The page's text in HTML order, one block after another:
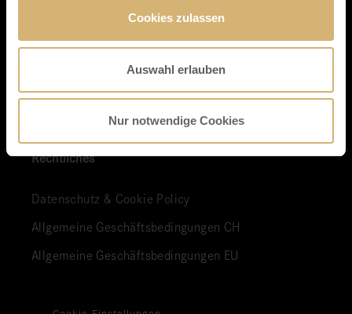
Cookies zulassen
Auswahl erlauben
Nur notwendige Cookies
Unsere Geschichte
Karriere bei Läderach
Rechtliches
Datenschutz & Cookie Policy
Allgemeine Geschäftsbedingungen CH
Allgemeine Geschäftsbedingungen EU